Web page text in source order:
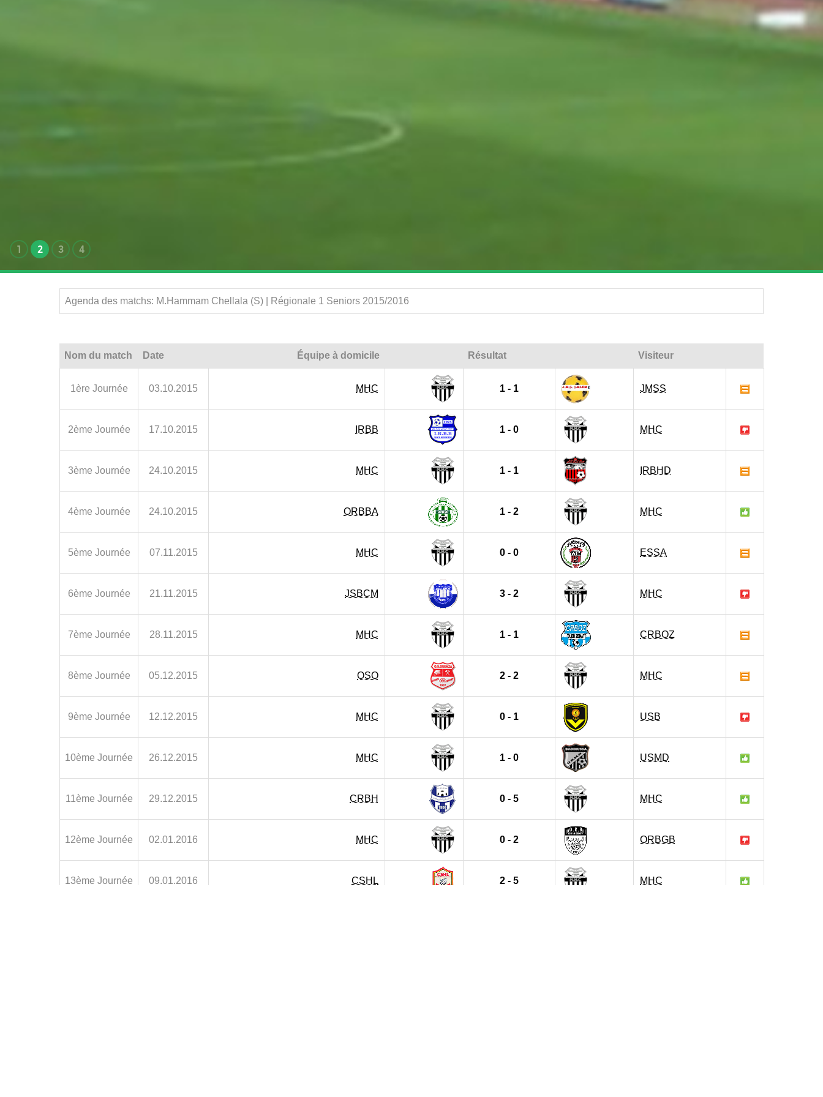
1 2 3 4
Agenda des matchs: M.Hammam Chellala (S) | Régionale 1 Seniors 2015/2016
Nom du match Date Équipe à domicile Résultat Visiteur
1ère Journée 03.10.2015 MHC 1 - 1 JMSS
2ème Journée 17.10.2015 IRBB 1 - 0 MHC
3ème Journée 24.10.2015 MHC 1 - 1 IRBHD
4ème Journée 24.10.2015 ORBBA 1 - 2 MHC
5ème Journée 07.11.2015 MHC 0 - 0 ESSA
6ème Journée 21.11.2015 JSBCM 3 - 2 MHC
7ème Journée 28.11.2015 MHC 1 - 1 CRBOZ
8ème Journée 05.12.2015 OSO 2 - 2 MHC
9ème Journée 12.12.2015 MHC 0 - 1 USB
10ème Journée 26.12.2015 MHC 1 - 0 USMD
11ème Journée 29.12.2015 CRBH 0 - 5 MHC
12ème Journée 02.01.2016 MHC 0 - 2 ORBGB
13ème Journée 09.01.2016 CSHL 2 - 5 MHC